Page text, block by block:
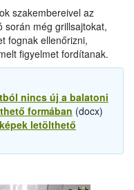
szakembereivel az
során még grillsajtokat,
fognak ellenőrizni,
figyelmet fordítanak.
nincs új a balatoni
formában (docx)
letölthető